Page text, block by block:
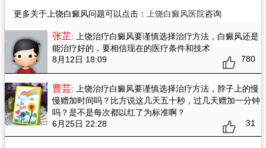
更多关于上饶白癜风问题可以点击： 上饶白癜风医院咨询
张芷: 上饶治疗白癜风要谨慎选择治疗方法，白癜风还是
能治疗好的，要相信现在的医疗条件和技术
8月12日 18:09
780
曹芸: 上饶治疗白癜风要谨慎选择治疗方法，脖子上的慢
慢赠加时间吗？比方说这几天五十秒，过几天赠加一分钟
吗？是不是每次都以红了为标准啊？
6月25日 22:28
31